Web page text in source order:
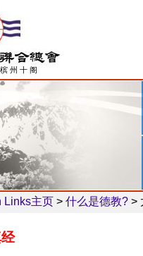
州 十 阁
主页 > 什么是德教? >